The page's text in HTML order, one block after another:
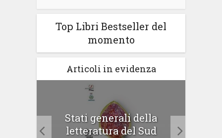
Top Libri Bestseller del
momento
Articoli in evidenza
Stati generali della
letteratura del Sud